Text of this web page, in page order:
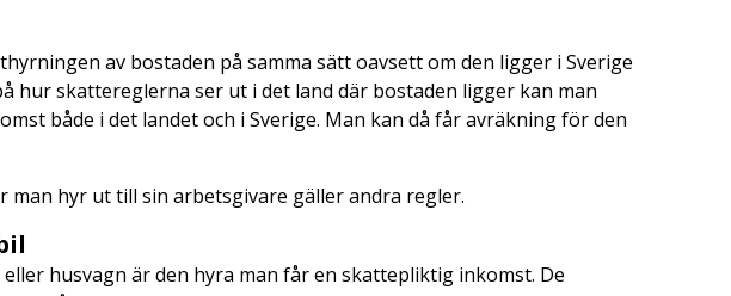
av bostaden på samma sätt oavsett om den ligger i Sverige
hur skattereglerna ser ut i det land där bostaden ligger kan man
både i det landet och i Sverige. Man kan då får avräkning för den
man hyr ut till sin arbetsgivare gäller andra regler.
husvagn är den hyra man får en skattepliktig inkomst. De